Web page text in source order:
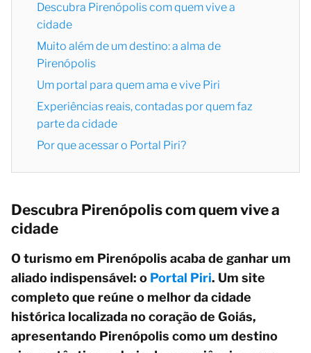
Descubra Pirenópolis com quem vive a
cidade
Muito além de um destino: a alma de
Pirenópolis
Um portal para quem ama e vive Piri
Experiências reais, contadas por quem faz
parte da cidade
Por que acessar o Portal Piri?
Descubra Pirenópolis com quem vive a
cidade
O turismo em Pirenópolis acaba de ganhar um
aliado indispensável: o Portal Piri. Um site
completo que reúne o melhor da cidade
histórica localizada no coração de Goiás,
apresentando Pirenópolis como um destino